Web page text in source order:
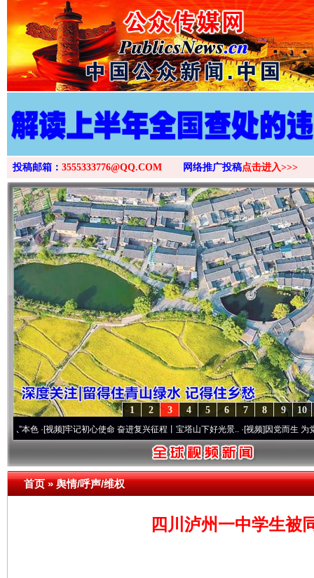
投稿邮箱： 3555333776@QQ.COM 网络推广投稿点击进入>>>
10
9
8
7
6
5
4
3
2
1
视频]牢记初心使命 奋进复兴征程丨宝塔山下好光景..·[视频]因党而生 为党而战——
首页»舆情/呼声/维权
四川泸州一中学生被